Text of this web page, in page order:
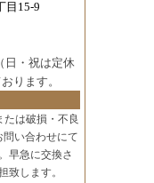
15-9
日・祝は定休
ります。
は破損・不良
い合わせにて
早急に交換さ
致します。